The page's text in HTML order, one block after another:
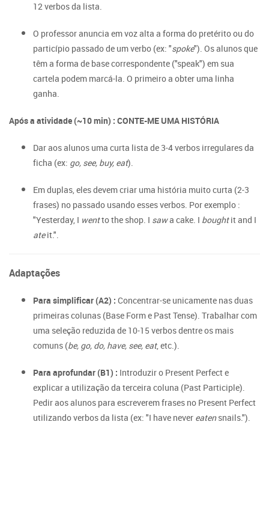
12 verbos da lista.
O professor anuncia em voz alta a forma do pretérito ou do
particípio passado de um verbo (ex: "spoke"). Os alunos que
têm a forma de base correspondente ("speak") em sua
cartela podem marcá-la. O primeiro a obter uma linha
ganha.
Após a atividade (~10 min) : CONTE-ME UMA HISTÓRIA
Dar aos alunos uma curta lista de 3-4 verbos irregulares da
ficha (ex: go, see, buy, eat).
Em duplas, eles devem criar uma história muito curta (2-3
frases) no passado usando esses verbos. Por exemplo :
"Yesterday, I wentto the shop. I sawa cake. I boughtit and I
ateit.".
Adaptações
Para simplificar (A2) : Concentrar-se unicamente nas duas
primeiras colunas (Base Form e Past Tense). Trabalhar com
uma seleção reduzida de 10-15 verbos dentre os mais
comuns (be, go, do, have, see, eat, etc.).
Para aprofundar (B1) : Introduzir o Present Perfect e
explicar a utilização da terceira coluna (Past Participle).
Pedir aos alunos para escreverem frases no Present Perfect
utilizando verbos da lista (ex: "I have never eatensnails.").